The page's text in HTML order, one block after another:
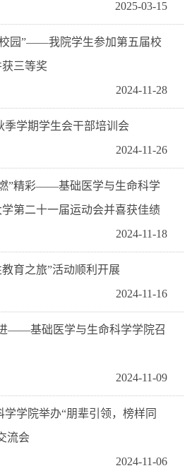
2025-03-15
园”——我院学生参加第五届校
三等奖
2024-11-28
季学期学生会干部培训会
2024-11-26
”精彩——基础医学与生命科学
第二十一届运动会并喜获佳绩
2024-11-18
育之旅”活动顺利开展
2024-11-16
——基础医学与生命科学学院召
2024-11-09
学院举办“朋辈引领，榜样同
流会
2024-11-06